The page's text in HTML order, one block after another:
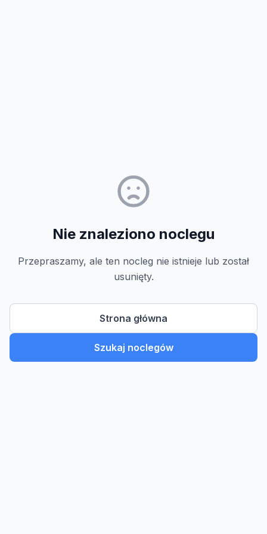
Nie znaleziono noclegu
Przepraszamy, ale ten nocleg nie istnieje lub został
usunięty.
Strona główna
Szukaj noclegów